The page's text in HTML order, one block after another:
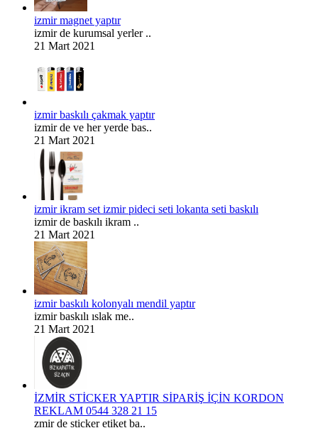
izmir magnet yaptır
izmir de kurumsal yerler ..
21 Mart 2021
izmir baskılı çakmak yaptır
izmir de ve her yerde bas..
21 Mart 2021
izmir ikram set izmir pideci seti lokanta seti baskılı
izmir de baskılı ikram ..
21 Mart 2021
izmir baskılı kolonyalı mendil yaptır
izmir baskılı ıslak me..
21 Mart 2021
İZMİR STİCKER YAPTIR SİPARİŞ İÇİN KORDON
REKLAM 0544 328 21 15
zmir de sticker etiket ba..